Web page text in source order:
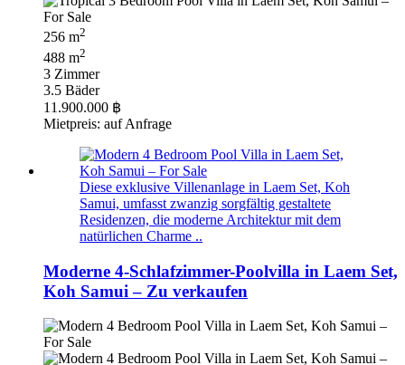
256 m2
488 m2
3 Zimmer
3.5 Bäder
11.900.000 ฿
Mietpreis: auf Anfrage
Diese exklusive Villenanlage in Laem Set, Koh
Samui, umfasst zwanzig sorgfältig gestaltete
Residenzen, die moderne Architektur mit dem
natürlichen Charme ..
Moderne 4-Schlafzimmer-Poolvilla in Laem Set,
Koh Samui – Zu verkaufen